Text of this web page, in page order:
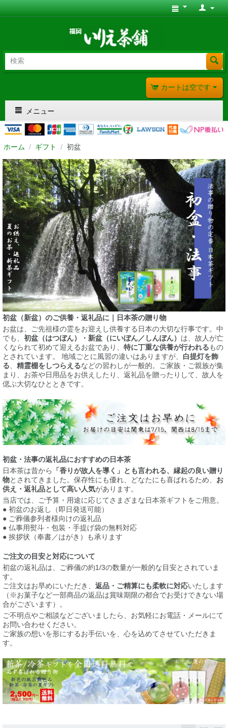
カートは空です
メニュー
ホーム / ギフト / 初盆
初盆（新盆）のご供養・返礼品に｜日本茶の贈り物
お盆は、ご先祖様の霊をお迎えし供養する日本の大切な行事です。中
でも、 初盆（はつぼん）・新盆（にいぼん／しんぼん） は、故人が亡
くなられて初めて迎えるお盆であり、 特に丁重な供養が行われるもの
とされています。 地域ごとに風習の違いはありますが、 白提灯を飾
る
精霊棚をしつらえるなどの習わしが一般的。ご家族・ご親族が集
まり、お茶や日用品をお供えしたり、返礼品を贈ったりして、故人を
偲ぶ大切なひとときです。
初盆・法事の返礼品におすすめの日本茶
日本茶は昔から
「香りが故人を導く」とも言われる、縁起の良い贈り
物とされてきました。保存性にも優れ、どなたにも喜ばれるため、 お
供え・返礼品として高い人気があります。
当店では、ご予算・用途に応じてさまざまな日本茶ギフトをご用意。
● 初盆のお返し（即日発送可能）
● ご葬儀参列者様向けの返礼品
● 仏事用熨斗・包装・手提げ袋の無料対応
● 挨拶状（奉書／はがき）も承ります
ご注文の目安と対応について
初盆の返礼品は、ご葬儀の約1/3の数量が一般的な目安とされていま
す。
ご注文はお早めにいただき、 返品・ご精算にも柔軟に対応いたします
（※お菓子など一部商品の返品は賞味期限の都合でお受けできない場
合がございます）。
ご不明点やご相談などございましたら、お気軽にお電話・メールにて
お問い合わせください。
ご家族の想いを形にするお手伝いを、心を込めてさせていただきま
す。